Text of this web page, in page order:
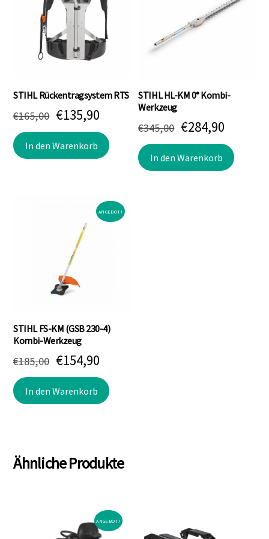
STIHL Rückentragsystem RTS
€165,00 Ursprünglicher
Preis
war:
€135,90Aktueller
Preis
ist:
€135,90.
In den Warenkorb
STIHL HL-KM 0° Kombi-
Werkzeug
€345,00 Ursprünglicher
Preis
war:
€284,90
Preis
ist:
In den Warenkorb
ANGEBOT!
STIHL FS-KM (GSB 230-4)
Kombi-Werkzeug
€185,00 Ursprünglicher
Preis
war:
€154,90Aktueller
Preis
ist:
In den Warenkorb
Ähnliche Produkte
ANGEBOT!